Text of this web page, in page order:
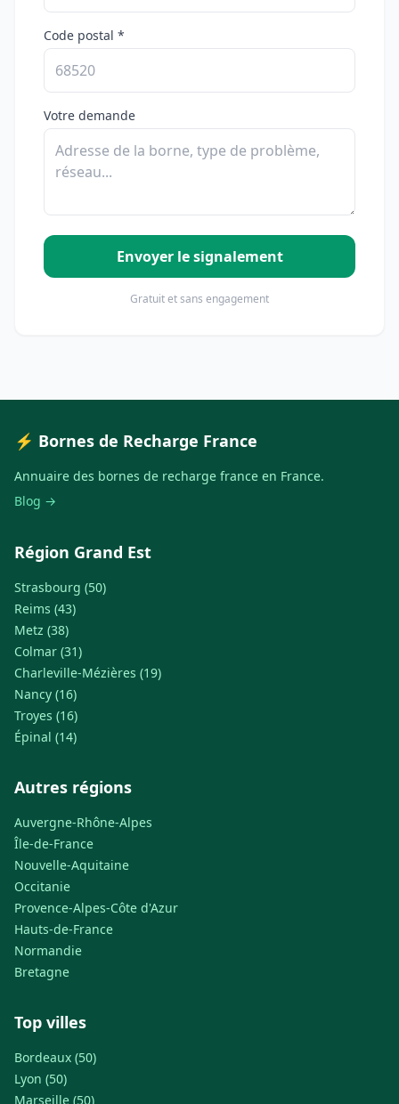
Code postal *
Votre demande
Envoyer le signalement
Gratuit et sans engagement
⚡ Bornes de Recharge France
Annuaire des bornes de recharge france en France.
Blog →
Région Grand Est
Strasbourg (50)
Reims (43)
Metz (38)
Colmar (31)
Charleville-Mézières (19)
Nancy (16)
Troyes (16)
Épinal (14)
Autres régions
Auvergne-Rhône-Alpes
Île-de-France
Nouvelle-Aquitaine
Occitanie
Provence-Alpes-Côte d'Azur
Hauts-de-France
Normandie
Bretagne
Top villes
Bordeaux (50)
Lyon (50)
Marseille (50)